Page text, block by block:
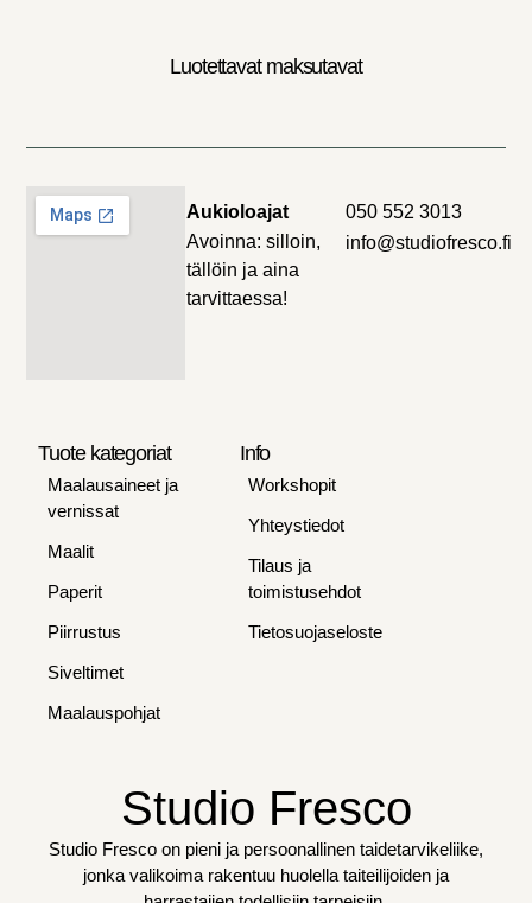
Luotettavat maksutavat
Studio Fresco
Studio Fresco on pieni ja persoonallinen taidetarvikeliike,
jonka valikoima rakentuu huolella taiteilijoiden ja
Tuote kategoriat
Maalausaineet ja
vernissat
Maalit
Paperit
Piirrustus
Siveltimet
Maalauspohjat
Info
Workshopit
Yhteystiedot
Tilaus ja
toimistusehdot
Tietosuojaseloste
Aukioloajat
Avoinna: silloin,
tällöin ja aina
tarvittaessa!
050 552 3013
info@studiofresco.fi